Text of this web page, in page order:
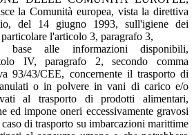
la Comunità europea, vista la direttiva
del 14 giugno 1993, sull'igiene dei
l'articolo 3, paragrafo 3,
base alle informazioni disponibili,
IV, paragrafo 2, secondo comma
93/43/CEE, concernente il trasporto di
o in polvere in vani di carico e/o
al trasporto di prodotti alimentari,
ed impone oneri eccessivamente gravosi
di trasporto su imbarcazioni marittime